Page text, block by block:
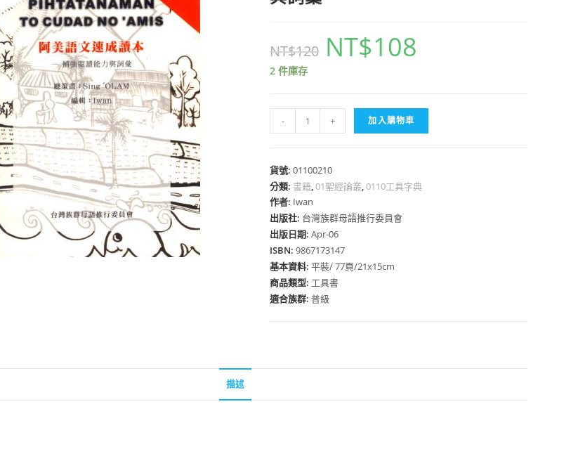
NT$120 NT$108
2 件庫存
-
美
文
速
成
讀
本-
-
補
強
+ 加入購物車
貨號:01100210
分類: 書籍,01聖經論叢,0110工具字典
作者: Iwan
出版社: 台灣族群母語推行委員會
出版日期:Apr-06
ISBN:9867173147
基本資料:平裝/ 77頁/21x15cm
商品類型: 工具書
適合族群:普級
描述
絡與核心
NT$ 630
聖經的脈絡與核心
NT$700